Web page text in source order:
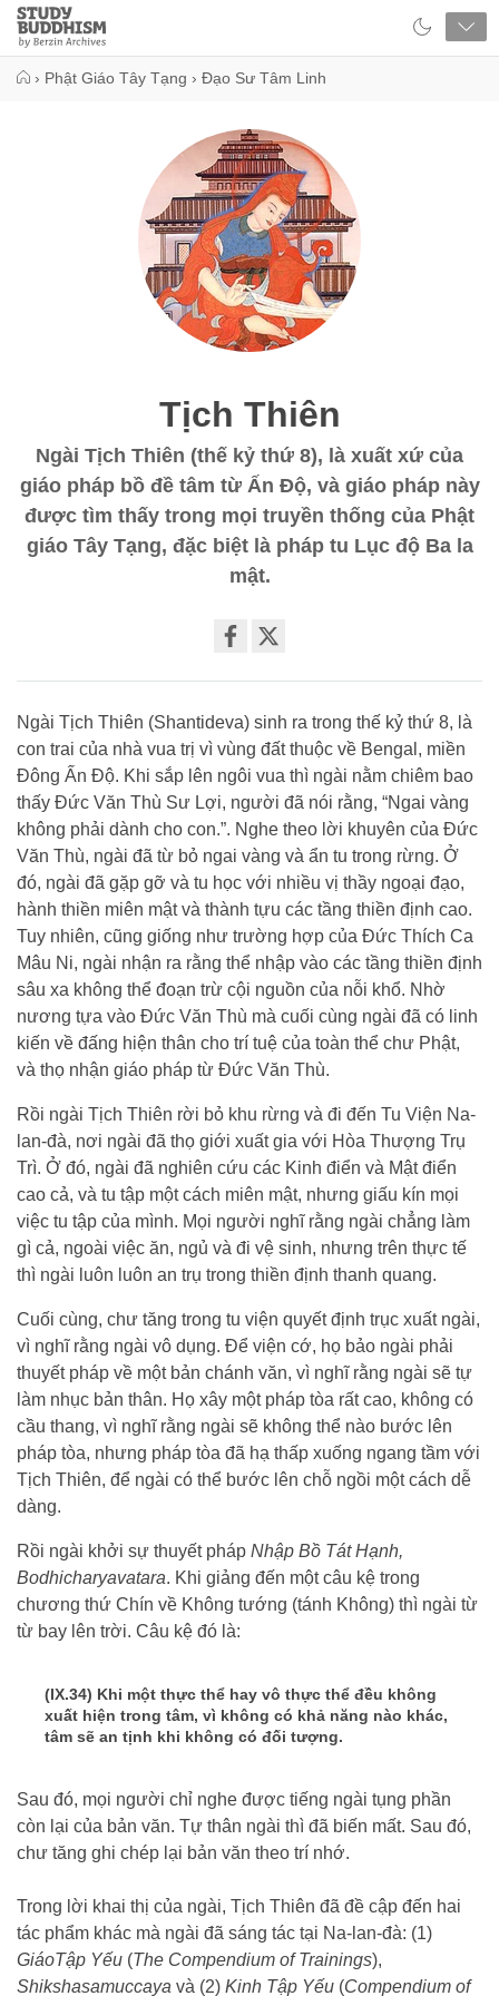
Close
Study
Buddhism
› Phật Giáo Tây Tạng › Đạo Sư Tâm Linh
Tịch Thiên
Ngài Tịch Thiên (thế kỷ thứ 8), là xuất xứ của
giáo pháp bồ đề tâm từ Ấn Độ, và giáo pháp này
được tìm thấy trong mọi truyền thống của Phật
giáo Tây Tạng, đặc biệt là pháp tu Lục độ Ba la
mật.
facebook
Ngài Tịch Thiên (Shantideva) sinh ra trong thế kỷ thứ 8, là
con trai của nhà vua trị vì vùng đất thuộc về Bengal, miền
Đông Ấn Độ. Khi sắp lên ngôi vua thì ngài nằm chiêm bao
thấy Đức Văn Thù Sư Lợi, người đã nói rằng, “Ngai vàng
không phải dành cho con.”. Nghe theo lời khuyên của Đức
Văn Thù, ngài đã từ bỏ ngai vàng và ẩn tu trong rừng. Ở
đó, ngài đã gặp gỡ và tu học với nhiều vị thầy ngoại đạo,
hành thiền miên mật và thành tựu các tầng thiền định cao.
Tuy nhiên, cũng giống như trường hợp của Đức Thích Ca
Mâu Ni, ngài nhận ra rằng thể nhập vào các tầng thiền định
sâu xa không thể đoạn trừ cội nguồn của nỗi khổ. Nhờ
nương tựa vào Đức Văn Thù mà cuối cùng ngài đã có linh
kiến về đấng hiện thân cho trí tuệ của toàn thể chư Phật,
và thọ nhận giáo pháp từ Đức Văn Thù.
Rồi ngài Tịch Thiên rời bỏ khu rừng và đi đến Tu Viện Na-
lan-đà, nơi ngài đã thọ giới xuất gia với Hòa Thượng Trụ
Trì. Ở đó, ngài đã nghiên cứu các Kinh điển và Mật điển
cao cả, và tu tập một cách miên mật, nhưng giấu kín mọi
việc tu tập của mình. Mọi người nghĩ rằng ngài chẳng làm
gì cả, ngoài việc ăn, ngủ và đi vệ sinh, nhưng trên thực tế
thì ngài luôn luôn an trụ trong thiền định thanh quang.
Cuối cùng, chư tăng trong tu viện quyết định trục xuất ngài,
vì nghĩ rằng ngài vô dụng. Để viện cớ, họ bảo ngài phải
thuyết pháp về một bản chánh văn, vì nghĩ rằng ngài sẽ tự
làm nhục bản thân. Họ xây một pháp tòa rất cao, không có
cầu thang, vì nghĩ rằng ngài sẽ không thể nào bước lên
pháp tòa, nhưng pháp tòa đã hạ thấp xuống ngang tầm với
Tịch Thiên, để ngài có thể bước lên chỗ ngồi một cách dễ
dàng.
Rồi ngài khởi sự thuyết pháp Nhập Bồ Tát Hạnh,
Bodhicharyavatara. Khi giảng đến một câu kệ trong
chương thứ Chín về Không tướng (tánh Không) thì ngài từ
từ bay lên trời. Câu kệ đó là:
(IX.34) Khi một thực thể hay vô thực thể đều không
xuất hiện trong tâm, vì không có khả năng nào khác,
tâm sẽ an tịnh khi không có đối tượng.
Sau đó, mọi người chỉ nghe được tiếng ngài tụng phần
còn lại của bản văn. Tự thân ngài thì đã biến mất. Sau đó,
chư tăng ghi chép lại bản văn theo trí nhớ.
Trong lời khai thị của ngài, Tịch Thiên đã đề cập đến hai
tác phẩm khác mà ngài đã sáng tác tại Na-lan-đà: (1)
GiáoTập Yếu (The Compendium of Trainings),
Shikshasamuccaya và (2) Kinh Tập Yếu (Compendium of